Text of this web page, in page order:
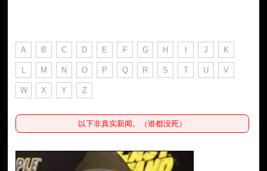
A B C D E F G H I J K
L M N O P Q R S T U V
W X Y Z
以下非真实新闻。（谁都没死）